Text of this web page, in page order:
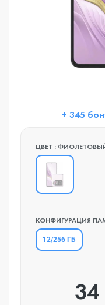
+ 345
ЦВЕТ :
КОНФИГУРАЦИЯ
12/256 ГБ